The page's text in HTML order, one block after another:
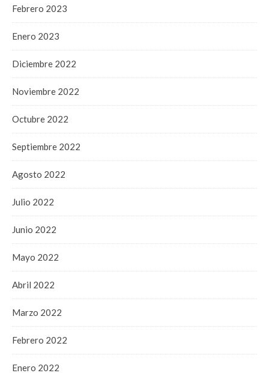
Febrero 2023
Enero 2023
Diciembre 2022
Noviembre 2022
Octubre 2022
Septiembre 2022
Agosto 2022
Julio 2022
Junio 2022
Mayo 2022
Abril 2022
Marzo 2022
Febrero 2022
Enero 2022